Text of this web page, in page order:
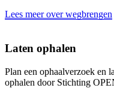
Lees meer over wegbrengen
Laten ophalen
Plan een ophaalverzoek en
ophalen door Stichting